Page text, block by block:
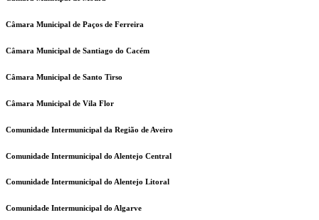
Câmara Municipal de Paços de Ferreira
Câmara Municipal de Santiago do Cacém
Câmara Municipal de Santo Tirso
Câmara Municipal de Vila Flor
Comunidade Intermunicipal da Região de Aveiro
Comunidade Intermunicipal do Alentejo Central
Comunidade Intermunicipal do Alentejo Litoral
Comunidade Intermunicipal do Algarve